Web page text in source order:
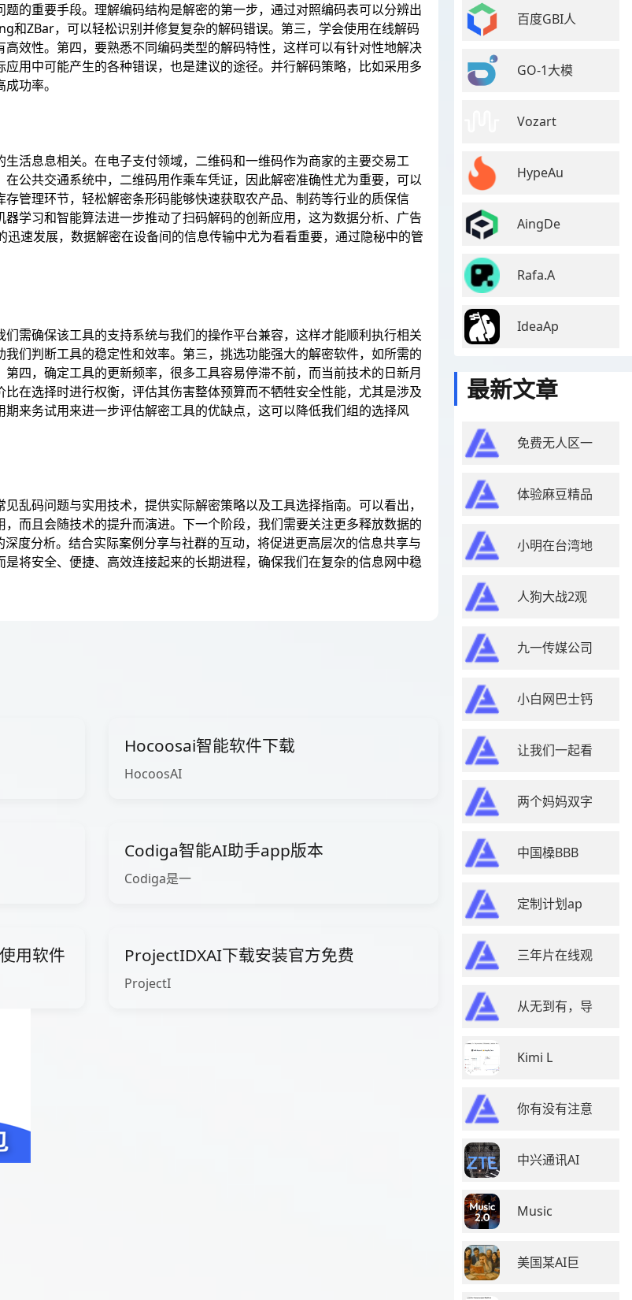
的重要手段。理解编码结构是解密的第一步，通过对照编码表可以分辨出
和ZBar，可以轻松识别并修复复杂的解码错误。第三，学会使用在线解码
效性。第四，要熟悉不同编码类型的解码特性，这样可以有针对性地解决
用中可能产生的各种错误，也是建议的途径。并行解码策略，比如采用多
功率。
活息息相关。在电子支付领域，二维码和一维码作为商家的主要交易工
公共交通系统中，二维码用作乘车凭证，因此解密准确性尤为重要，可以
管理环节，轻松解密条形码能够快速获取农产品、制药等行业的质保信
学习和智能算法进一步推动了扫码解码的创新应用，这为数据分析、广告
速发展，数据解密在设备间的信息传输中尤为看看重要，通过隐秘中的管
需确保该工具的支持系统与我们的操作平台兼容，这样才能顺利执行相关
们判断工具的稳定性和效率。第三，挑选功能强大的解密软件，如所需的
四，确定工具的更新频率，很多工具容易停滞不前，而当前技术的日新月
在选择时进行权衡，评估其伤害整体预算而不牺牲安全性能，尤其是涉及
来务试用来进一步评估解密工具的优缺点，这可以降低我们组的选择风
乱码问题与实用技术，提供实际解密策略以及工具选择指南。可以看出，
而且会随技术的提升而演进。下一个阶段，我们需要关注更多释放数据的
度分析。结合实际案例分享与社群的互动，将促进更高层次的信息共享与
将安全、便捷、高效连接起来的长期进程，确保我们在复杂的信息网中稳
Hocoosai智能软件下载
HocoosAI
Codiga智能AI助手app版本
Codiga是一
用软件 ProjectIDXAI下载安装官方免费
ProjectI
百度GBI人
GO-1大模
Vozart
HypeAu
AingDe
Rafa.A
IdeaAp
最新文章
免费无人区一
体验麻豆精品
小明在台湾地
人狗大战2观
九一传媒公司
小白网巴士钙
让我们一起看
两个妈妈双字
中国槡BBB
定制计划ap
三年片在线观
从无到有，导
Kimi L
你有没有注意
中兴通讯AI
Music
美国某AI巨